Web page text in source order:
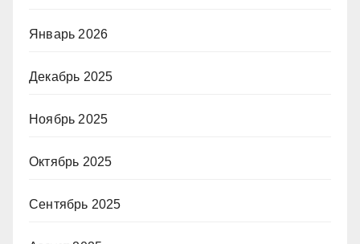
Январь 2026
Декабрь 2025
Ноябрь 2025
Октябрь 2025
Сентябрь 2025